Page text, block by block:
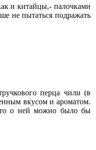
и китайцы,- палочками
не пытаться подражать
перца чили (в
вкусом и ароматом.
то о ней можно было бы